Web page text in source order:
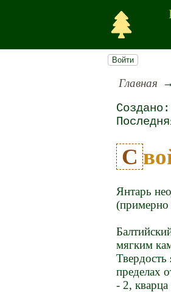
Войти
Главная
Янтарь
(примерно
мягким
пределах
- 2,